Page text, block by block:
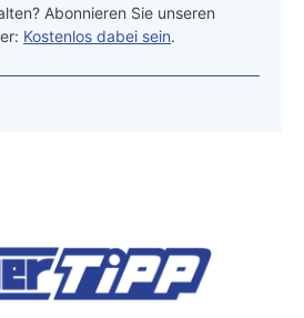
Abonnieren Sie unseren
Kostenlos dabei sein.